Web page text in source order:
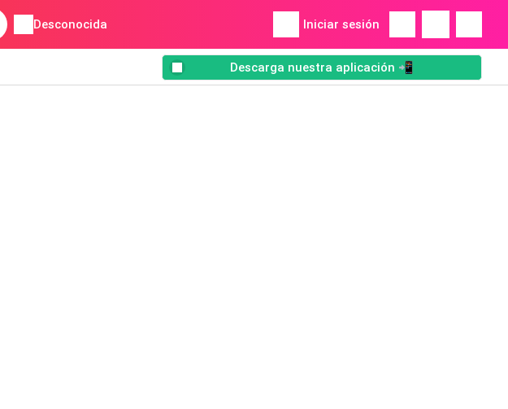
Desconocida Iniciar sesión
Descarga nuestra aplicación 📲